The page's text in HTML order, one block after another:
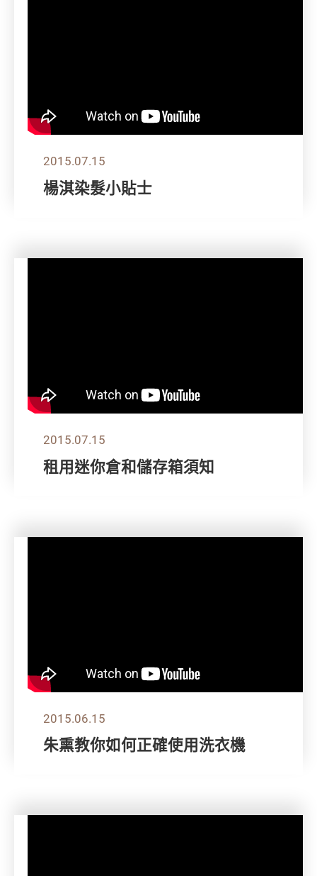
2015.07.15
楊淇染髮小貼士
2015.07.15
租用迷你倉和儲存箱須知
2015.06.15
朱熏教你如何正確使用洗衣機